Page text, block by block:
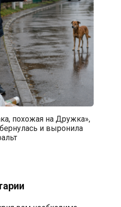
похожая на Дружка»,
и выронила